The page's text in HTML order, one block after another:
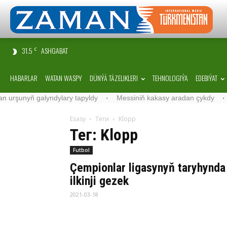
31.5 C ASHGABAT
HABARLAR WATAN WASPY DÜNÝÄ TÄZELIKLERI TEHNOLOGIÝA EDEBIÝAT
galyndylary tapyldy · Messiniň kakasy aradan çykdy ·
Esasy Теги Klopp
Тег: Klopp
Futbol
Çempionlar ligasynyň taryhynda
ilkinji gezek
2021-03-18